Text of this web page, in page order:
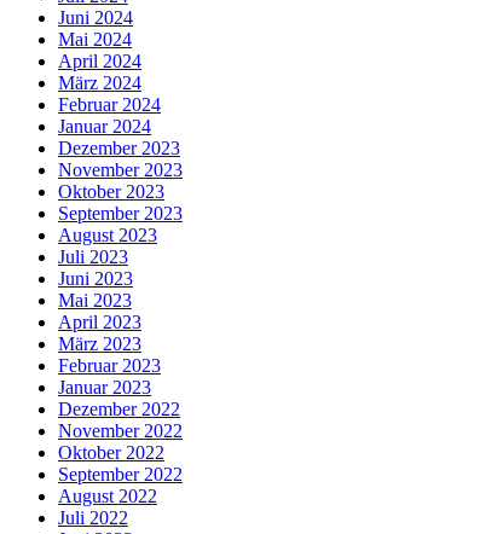
Juni 2024
Mai 2024
April 2024
März 2024
Februar 2024
Januar 2024
Dezember 2023
November 2023
Oktober 2023
September 2023
August 2023
Juli 2023
Juni 2023
Mai 2023
April 2023
März 2023
Februar 2023
Januar 2023
Dezember 2022
November 2022
Oktober 2022
September 2022
August 2022
Juli 2022